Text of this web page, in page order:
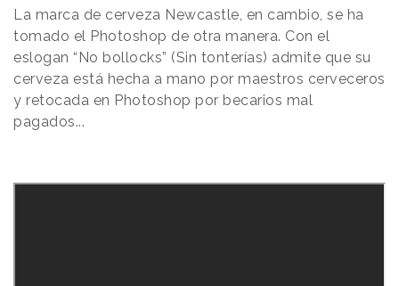
La marca de cerveza Newcastle, en cambio, se ha
tomado el Photoshop de otra manera. Con el
eslogan “No bollocks” (Sin tonterías) admite que su
cerveza está hecha a mano por maestros cerveceros
y retocada en Photoshop por becarios mal
pagados...